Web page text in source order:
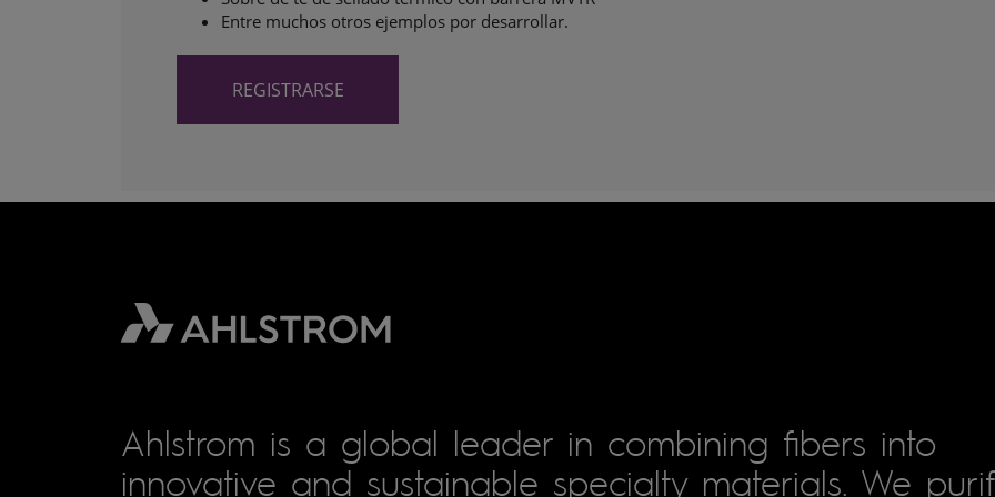
Entre muchos otros ejemplos por desarrollar.
REGISTRARSE
Ahlstrom is a global leader in combining fibers into
innovative and sustainable specialty materials. We